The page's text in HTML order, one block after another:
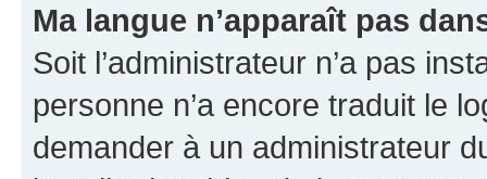
Ma langue n’apparaît pas
Soit l’administrateur n’a pas
personne n’a encore traduit le
demander à un administrateur